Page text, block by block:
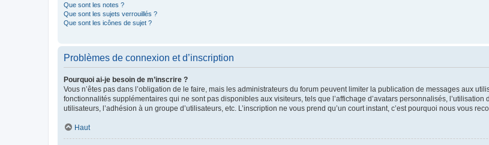
Que sont les notes ?
Que sont les sujets verrouillés ?
Que sont les icônes de sujet ?
Problèmes de connexion et d’inscription
Pourquoi ai-je besoin de m’inscrire ?
Vous n’êtes pas dans l’obligation de le faire, mais les administrateurs du forum peuvent limiter la publication de messages aux
fonctionnalités supplémentaires qui ne sont pas disponibles aux visiteurs, tels que l’affichage d’avatars personnalisés,
utilisateurs, l’adhésion à un groupe d’utilisateurs, etc. L’inscription ne vous prend qu’un court instant, c’est pourquoi nous vous
Haut